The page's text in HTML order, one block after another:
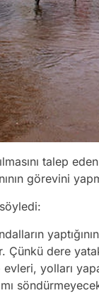
talep
görevini
Çünkü dere
yolları